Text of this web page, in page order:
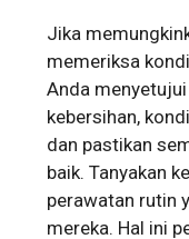
Jika
memeriksa
Anda
kebersihan,
dan pastikan
baik. Tanyakan
perawatan rutin
mereka. Hal ini